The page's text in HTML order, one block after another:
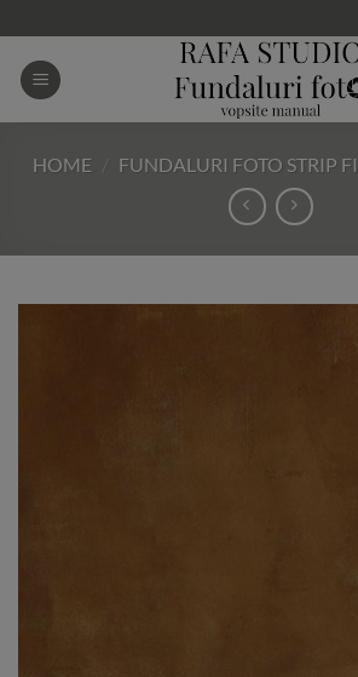
to
content
HOME FUNDALURI FOTO STRIP